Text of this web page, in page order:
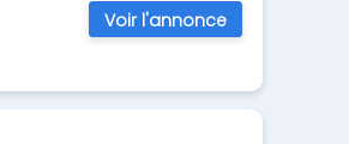
Voir l'annonce